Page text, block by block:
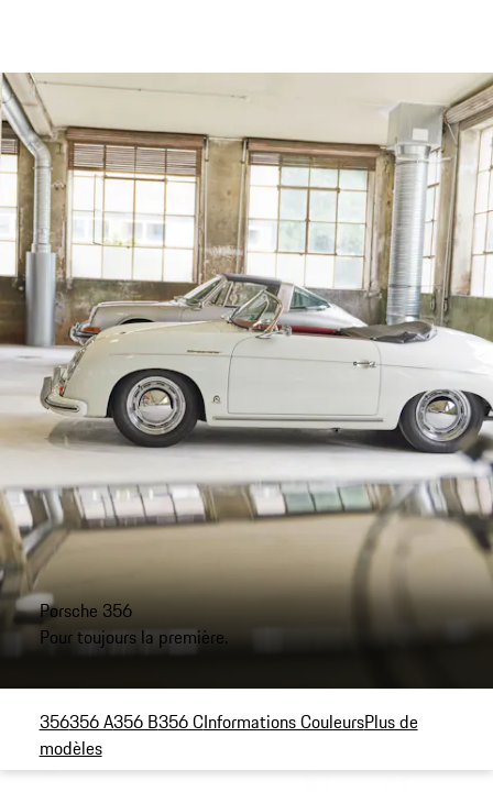
Porsche 356
Pour toujours la première.
356356 A356 B356 CInformations CouleursPlus de
modèles